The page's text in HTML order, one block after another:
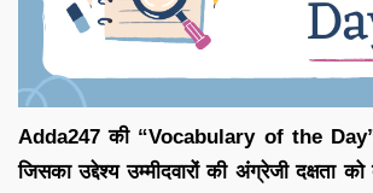
Adda247 की “Vocabulary of the
जिसका उद्देश्य उम्मीदवारों की अंग्रेजी दक्षता को